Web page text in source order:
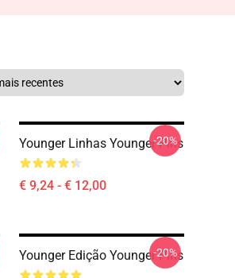
Younger Linhas Younger Pins
€ 9,24 - € 12,00
-20%
Younger Edição Younger Pins
-20%